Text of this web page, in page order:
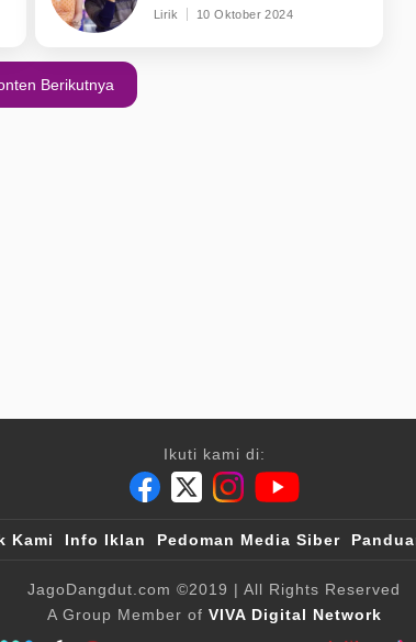
Lirik 10 Oktober 2024
Berikutnya
Ikuti kami di:
Kami Info Iklan Pedoman Media Siber
JagoDangdut.com ©2019 | All Rights Reserved
A Group Member of VIVA Digital Network